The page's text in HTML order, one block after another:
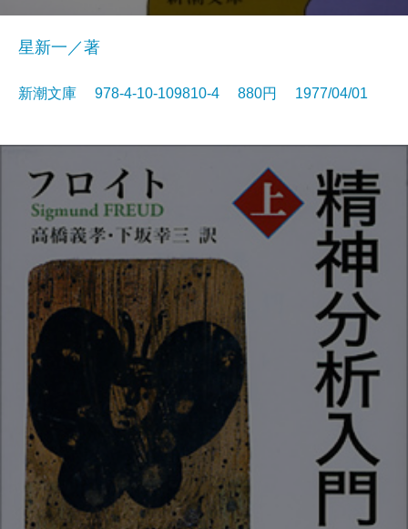
星新一／著
新潮文庫 978-4-10-109810-4 880円 1977/04/01